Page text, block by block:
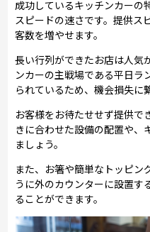
成功しているキッチンカーの
スピードの速さです。提供ス
客数を増やせます。
長い行列ができたお店は人気
ンカーの主戦場である平日ラ
られているため、機会損失に
お客様をお待たせせず提供で
きに合わせた設備の配置や、
ましょう。
また、お箸や簡単なトッピン
うに外のカウンターに設置す
ることができます。